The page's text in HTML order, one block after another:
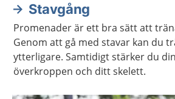
Stavgång
Promenader är ett bra sätt att
Genom att gå med stavar kan du
ytterligare. Samtidigt stärker du
överkroppen och ditt skelett.